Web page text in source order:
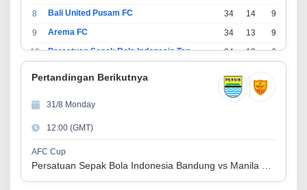
8
Bali United Pusam FC 34 14 9
9
Arema FC 34 13 9
10
Persatuan Sepak Bola Indonesia Tangerang 34 13 6
34 11
13
14
Madura United FC
15
Persatuan Sepakbola Makassar
16
Persis Solo 34 8 10
Semen Padang FC
Pertandingan Berikutnya
31/8 Monday
12:00 (GMT)
AFC Cup